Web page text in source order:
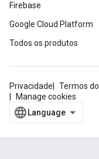
Firebase
Google Cloud Platform
Todos os produtos
Privacidade Termos
Manage cookies